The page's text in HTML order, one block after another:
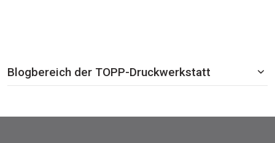
Blogbereich der TOPP-Druckwerkstatt